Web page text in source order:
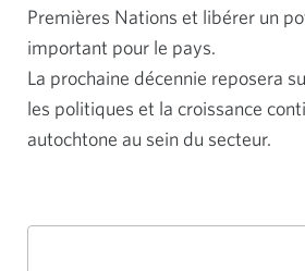
Premières Nations et libérer un
important pour le pays.
La prochaine décennie reposera
les politiques et la croissance
autochtone au sein du secteur.